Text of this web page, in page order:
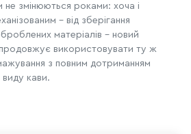
не змінюються роками: хоча і
– від зберігання
матеріалів – новий
використовувати ту ж
з повним дотриманням
кави.